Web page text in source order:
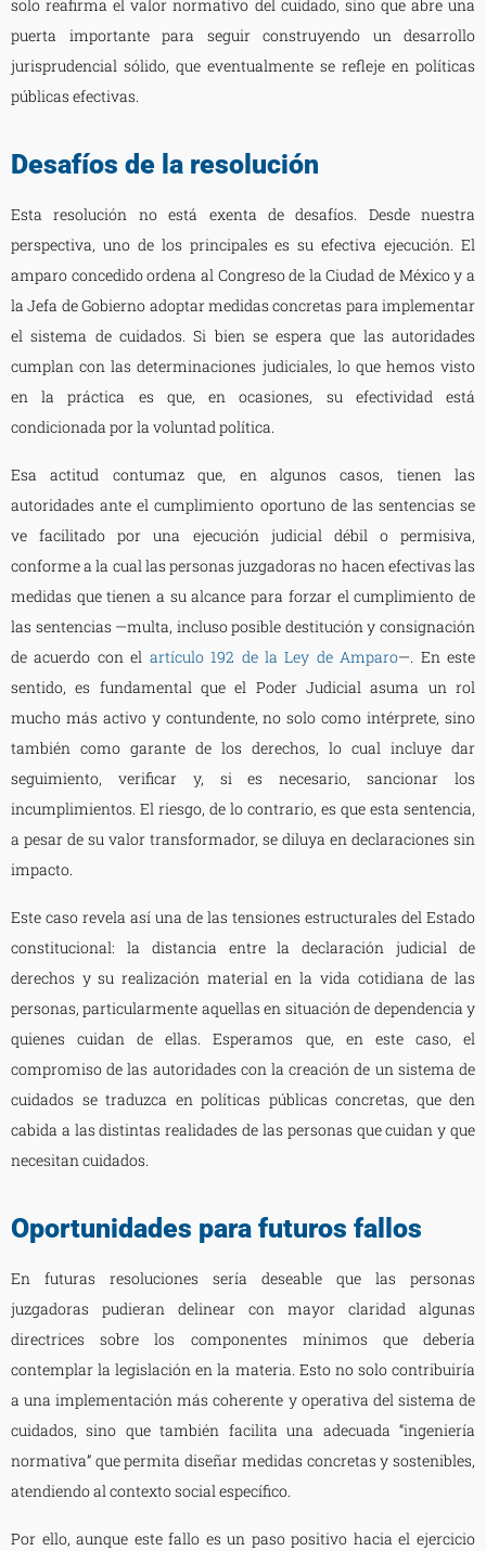
solo reafirma el valor normativo del cuidado, sino que abre una
puerta importante para seguir construyendo un desarrollo
jurisprudencial sólido, que eventualmente se refleje en políticas
públicas efectivas.
Desafíos de la resolución
Esta resolución no está exenta de desafíos. Desde nuestra
perspectiva, uno de los principales es su efectiva ejecución. El
amparo concedido ordena al Congreso de la Ciudad de México y a
la Jefa de Gobierno adoptar medidas concretas para implementar
el sistema de cuidados. Si bien se espera que las autoridades
cumplan con las determinaciones judiciales, lo que hemos visto
en la práctica es que, en ocasiones, su efectividad está
condicionada por la voluntad política.
Esa actitud contumaz que, en algunos casos, tienen las
autoridades ante el cumplimiento oportuno de las sentencias se
ve facilitado por una ejecución judicial débil o permisiva,
conforme a la cual las personas juzgadoras no hacen efectivas las
medidas que tienen a su alcance para forzar el cumplimiento de
las sentencias —multa, incluso posible destitución y consignación
de acuerdo con el artículo 192 de la Ley de Amparo—. En este
sentido, es fundamental que el Poder Judicial asuma un rol
mucho más activo y contundente, no solo como intérprete, sino
también como garante de los derechos, lo cual incluye dar
seguimiento, verificar y, si es necesario, sancionar los
incumplimientos. El riesgo, de lo contrario, es que esta sentencia,
a pesar de su valor transformador, se diluya en declaraciones sin
impacto.
Este caso revela así una de las tensiones estructurales del Estado
constitucional: la distancia entre la declaración judicial de
derechos y su realización material en la vida cotidiana de las
personas, particularmente aquellas en situación de dependencia y
quienes cuidan de ellas. Esperamos que, en este caso, el
compromiso de las autoridades con la creación de un sistema de
cuidados se traduzca en políticas públicas concretas, que den
cabida a las distintas realidades de las personas que cuidan y que
necesitan cuidados.
Oportunidades para futuros fallos
En futuras resoluciones sería deseable que las personas
juzgadoras pudieran delinear con mayor claridad algunas
directrices sobre los componentes mínimos que debería
contemplar la legislación en la materia. Esto no solo contribuiría
a una implementación más coherente y operativa del sistema de
cuidados, sino que también facilita una adecuada “ingeniería
normativa” que permita diseñar medidas concretas y sostenibles,
atendiendo al contexto social específico.
Por ello, aunque este fallo es un paso positivo hacia el ejercicio